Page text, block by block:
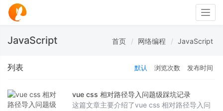
JavaScript 首页 网络编程 JavaScript
列表 默认 浏览次数 发布时间
vue css 相对路径导入问题级踩坑记录
这篇文章主要介绍了vue css 相对路径导入问